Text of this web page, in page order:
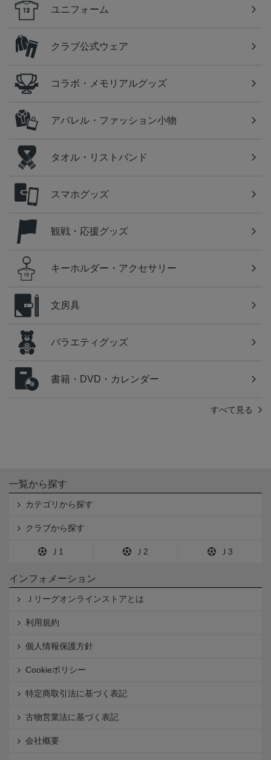
ユニフォーム
クラブ公式ウェア
コラボ・メモリアルグッズ
アパレル・ファッション小物
タオル・リストバンド
スマホグッズ
観戦・応援グッズ
キーホルダー・アクセサリー
文房具
バラエティグッズ
書籍・DVD・カレンダー
すべて見る
一覧から探す
カテゴリから探す
クラブから探す
Ｊ1 Ｊ2 Ｊ3
インフォメーション
Ｊリーグオンラインストアとは
利用規約
個人情報保護方針
Cookieポリシー
特定商取引法に基づく表記
古物営業法に基づく表記
会社概要